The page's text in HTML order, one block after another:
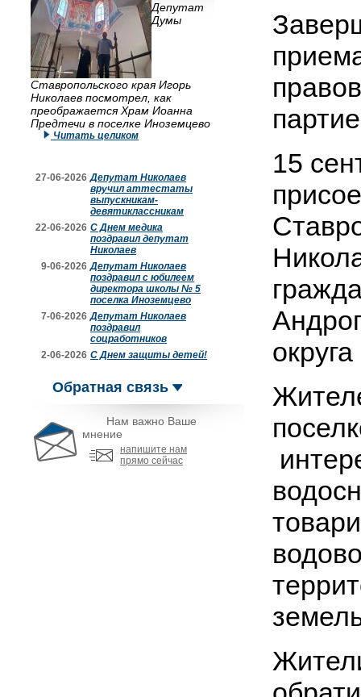
Депутат
Думы
Ставропольского края Игорь
Николаев посмотрел, как
преображается Храм Иоанна
Предтечи в поселке Иноземцево
Читать целиком
27-06-2026 Депутат Николаев
вручил аттестаты
выпускникам-
девятиклассникам
22-06-2026 С Днем медика
поздравил депутат
Николаев
9-06-2026 Депутат Николаев
поздравил с юбилеем
директора школы № 5
поселка Иноземцево
7-06-2026 Депутат Николаев
поздравил
соцработников
2-06-2026 С Днем защиты детей!
Обратная связь
Нам важно Ваше
мнение
напишите нам
прямо сейчас
15